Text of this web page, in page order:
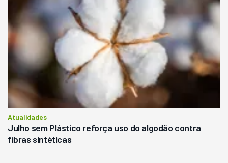
Atualidades
Julho sem Plástico reforça uso do algodão contra
fibras sintéticas